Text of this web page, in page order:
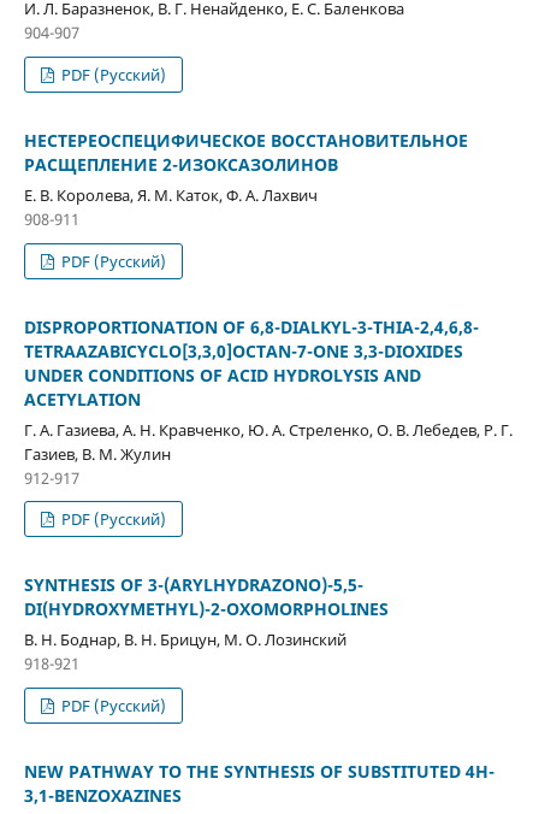
И. Л. Баразненок, В. Г. Ненайденко, Е. С. Баленкова
904-907
PDF (Русский)
НЕСТЕРЕОСПЕЦИФИЧЕСКОЕ ВОССТАНОВИТЕЛЬНОЕ
РАСЩЕПЛЕНИЕ 2-ИЗОКСАЗОЛИНОВ
Е. В. Королева, Я. М. Каток, Ф. А. Лахвич
908-911
PDF (Русский)
DISPROPORTIONATION OF 6,8-DIALKYL-3-THIA-2,4,6,8-
TETRAAZABICYCLO[3,3,0]OCTAN-7-ONE 3,3-DIOXIDES
UNDER CONDITIONS OF ACID HYDROLYSIS AND
ACETYLATION
Г. А. Газиева, А. Н. Кравченко, Ю. А. Стреленко, О. В. Лебедев, Р. Г.
Газиев, В. М. Жулин
912-917
PDF (Русский)
SYNTHESIS OF 3-(ARYLHYDRAZONO)-5,5-
DI(HYDROXYMETHYL)-2-OXOMORPHOLINES
В. Н. Боднар, В. Н. Брицун, М. О. Лозинский
918-921
PDF (Русский)
NEW PATHWAY TO THE SYNTHESIS OF SUBSTITUTED 4H-
3,1-BENZOXAZINES